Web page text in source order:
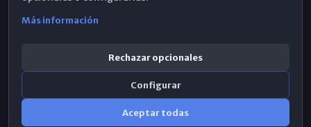
Más información
Rechazar opcionales
Configurar
Aceptar todas